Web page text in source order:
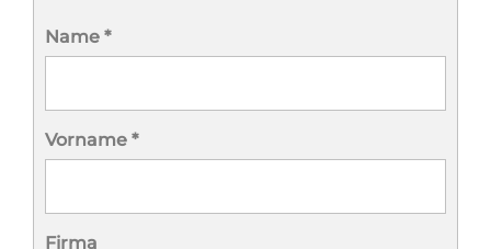
Name *
Vorname *
Firma